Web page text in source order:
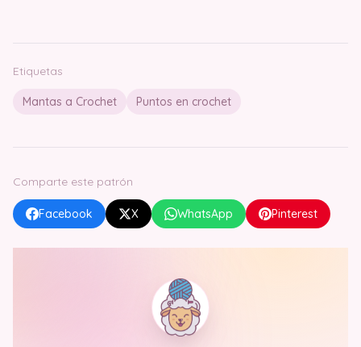
Etiquetas
Mantas a Crochet Puntos en crochet
Comparte este patrón
Facebook X WhatsApp Pinterest